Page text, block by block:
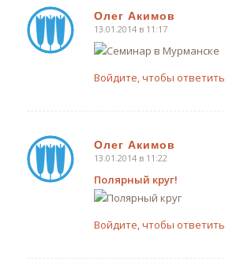
Олег Акимов
говорит:
13.01.2014 в 11:17
Войдите, чтобы ответить
Олег Акимов
говорит:
13.01.2014 в 11:22
Полярный круг!
Войдите, чтобы ответить